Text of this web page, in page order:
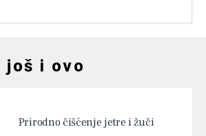
još i ovo
Prirodno čišćenje jetre i žuči